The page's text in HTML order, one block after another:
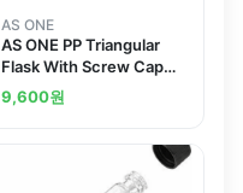
AS ONE
AS ONE PP Triangular
Flask With Screw Cap
50mLand others
9,600원